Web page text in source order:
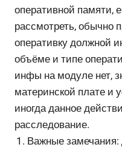
оперативной памяти,
рассмотреть, обычно
оперативку должной
объёме и типе
инфы на модуле нет,
материнской плате и
иногда данное
расследование.
Важные замечания: